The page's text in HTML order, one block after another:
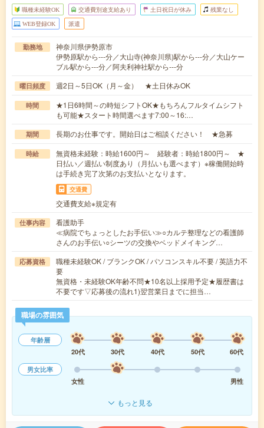
職種未経験OK 交通費別途支給あり 土日祝日が休み 残業なし
WEB登録OK 派遣
勤務地
神奈川県伊勢原市
伊勢原駅から---分／大山寺(神奈川県)駅から---分／大山ケー
ブル駅から---分／阿夫利神社駅から---分
曜日頻度 週2日～5日OK（月～金） ★土日休みOK
時間
★1日6時間～の時短シフトOK★もちろんフルタイムシフト
も可能★スタート時間選べます7:00～16:…
期間 長期のお仕事です。開始日はご相談ください！ ★急募
時給
無資格未経験：時給1600円～ 経験者：時給1800円～ ★
日払い／週払い制度あり（月払いも選べます）※稼働開始時
は手続き完了次第のお支払いとなります。
交通費
交通費支給※規定有
仕事内容
看護助手
≪病院でちょっとしたお手伝い≫○カルテ整理などの看護師
さんのお手伝い○シーツの交換やベッドメイキング…
応募資格
職種未経験OK / ブランクOK / パソコンスキル不要 / 英語力不
要
無資格・未経験OK年齢不問★10名以上採用予定★履歴書は
不要です▽応募後の流れ1)翌営業日までに担当…
職場の雰囲気
年齢層
20代
30代 40代 50代
60代
男女比率
女性
男性
もっと見る